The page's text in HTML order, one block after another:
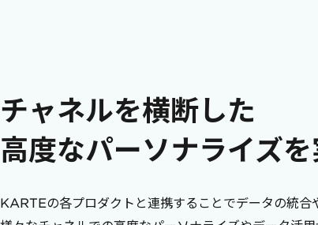
チャネルを横断した
高度なパーソナライズ
KARTEの各プロダクトと連携することでデータの統合